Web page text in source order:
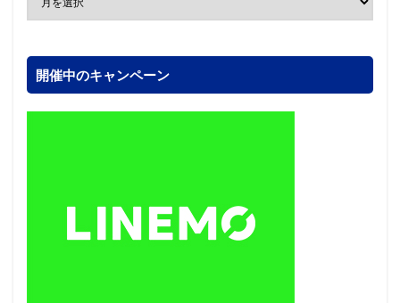
開催中のキャンペーン